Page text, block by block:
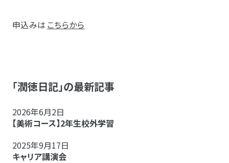
申込みは こちらから
「潤徳日記」の最新記事
2026年6月2日
【美術コース】2年生校外学習
2025年9月17日
キャリア講演会